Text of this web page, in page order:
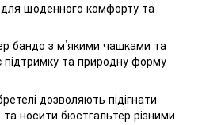
для щоденного комфорту та
бандо з м’якими чашками та
підтримку та природну форму
дозволяють підігнати
та носити бюстгальтер різними